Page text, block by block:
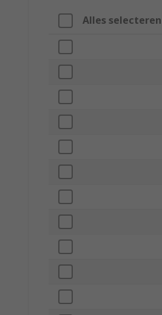
Alles selecteren